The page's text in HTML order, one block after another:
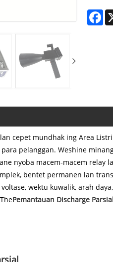
cepet mundhak ing Area
pelanggan. Weshine
nyoba macem-macem relay
bentet permanen lan
wektu kuwalik, arah
Pemantauan Discharge Parsial